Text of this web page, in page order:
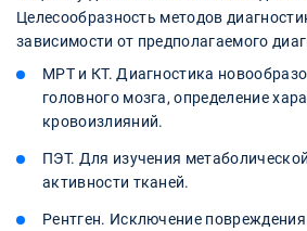
Целесообразность методов
зависимости от предполагаемого
МРТ и КТ. Диагностика
головного мозга, определение
кровоизлияний.
ПЭТ. Для изучения
активности тканей.
Рентген. Исключение